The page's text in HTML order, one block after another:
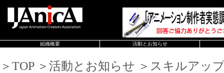
組織概要 活動とお知らせ
＞TOP ＞活動とお知らせ ＞スキルアッ